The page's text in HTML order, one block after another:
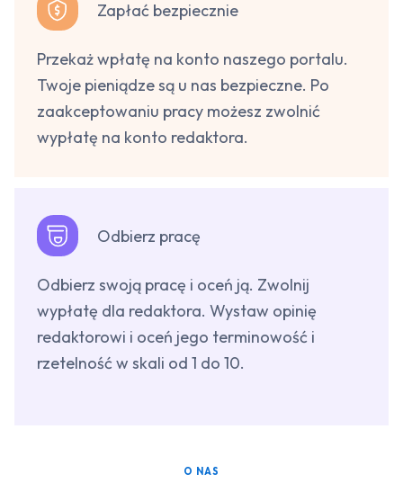
Zapłać bezpiecznie
Przekaż wpłatę na konto naszego portalu.
Twoje pieniądze są u nas bezpieczne. Po
zaakceptowaniu pracy możesz zwolnić
wypłatę na konto redaktora.
Odbierz pracę
Odbierz swoją pracę i oceń ją. Zwolnij
wypłatę dla redaktora. Wystaw opinię
redaktorowi i oceń jego terminowość i
rzetelność w skali od 1 do 10.
O NAS